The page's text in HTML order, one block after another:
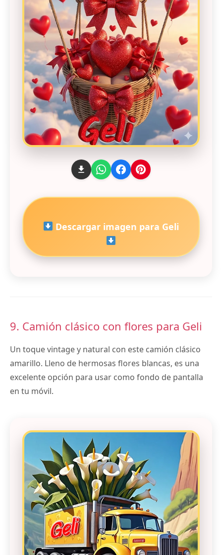
Descargar imagen para Geli
9. Camión clásico con flores para Geli
Un toque vintage y natural con este camión clásico
amarillo. Lleno de hermosas flores blancas, es una
excelente opción para usar como fondo de pantalla
en tu móvil.